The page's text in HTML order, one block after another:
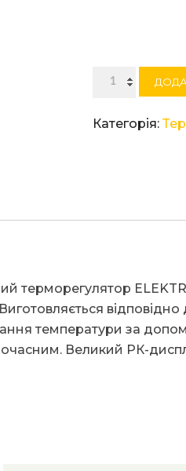
ELEKTRA
ELR
Категорія:
Виготовляється
температури за
Великий РК-